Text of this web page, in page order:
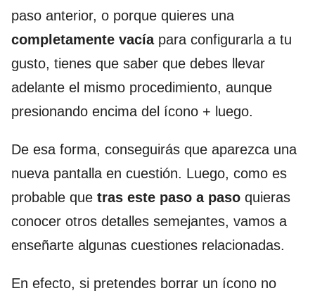
paso anterior, o porque quieres una
completamente vacíapara configurarla a tu
gusto, tienes que saber que debes llevar
adelante el mismo procedimiento, aunque
presionando encima del ícono + luego.
De esa forma, conseguirás que aparezca una
nueva pantalla en cuestión. Luego, como es
probable que tras este paso a paso quieras
conocer otros detalles semejantes, vamos a
enseñarte algunas cuestiones relacionadas.
En efecto, si pretendes borrar un ícono no